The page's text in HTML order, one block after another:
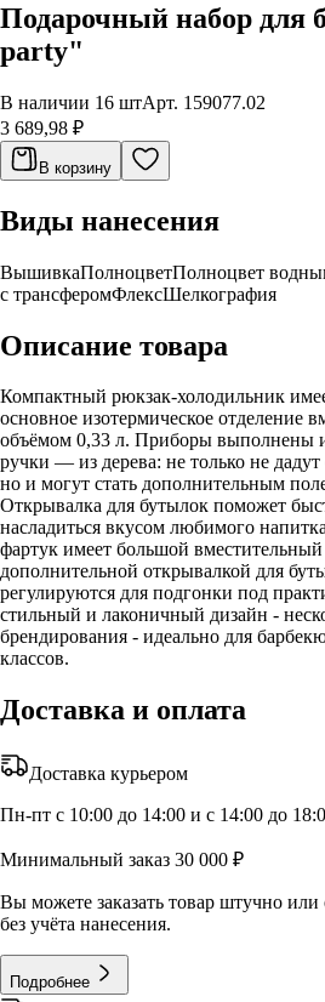
Подарочный набор для
party"
В наличии 16 штАрт. 159077.02
3 689,98 ₽
В корзину
Виды нанесения
ВышивкаПолноцветПолноцвет
с трансферомФлексШелкография
Описание товара
Компактный рюкзак-холодильник
основное изотермическое отделение
объёмом 0,33 л. Приборы выполнены
ручки — из дерева: не только не
но и могут стать дополнительным
Открывалка для бутылок поможет
насладиться вкусом любимого
фартук имеет большой
дополнительной открывалкой для
регулируются для подгонки под
стильный и лаконичный дизайн -
брендирования - идеально для
классов.
Доставка и оплата
Доставка курьером
Пн-пт с 10:00 до 14:00 и с 14:00 до
Минимальный заказ 30 000 ₽
Вы можете заказать товар штучно
без учёта нанесения.
Подробнее